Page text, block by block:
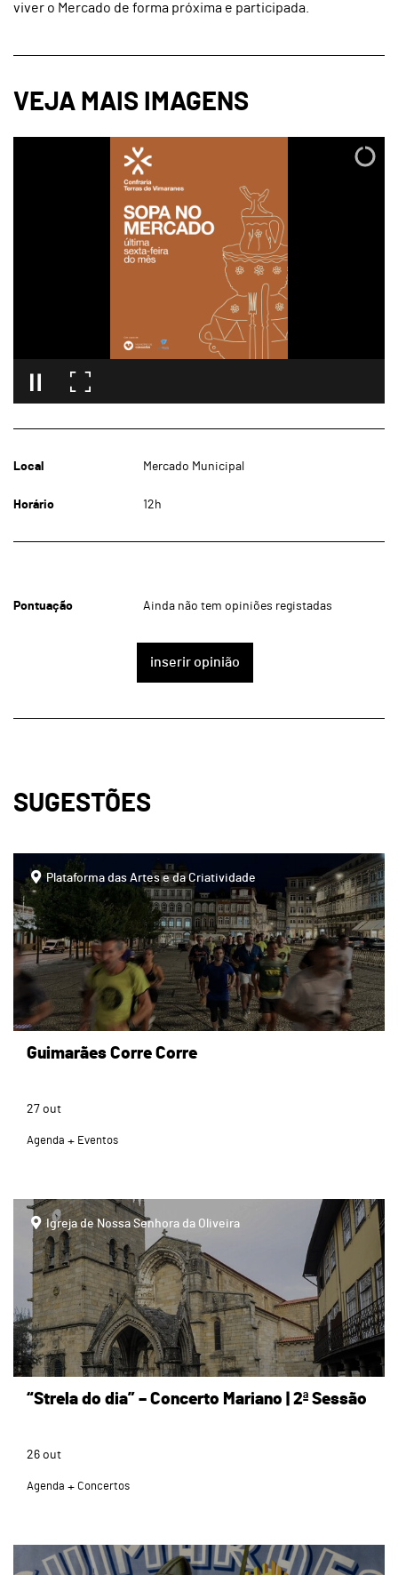
viver o Mercado de forma próxima e participada.
Local Mercado Municipal
Horário 12h
Pontuação Ainda não tem opiniões registadas
inserir opinião
SUGESTÕES
page
Plataforma das Artes e da Criatividade
Guimarães Corre Corre
27 out
Agenda Eventos
page
Igreja de Nossa Senhora da Oliveira
“Strela do dia” – Concerto Mariano | 2ª Sessão
26 out
Agenda Concertos
page